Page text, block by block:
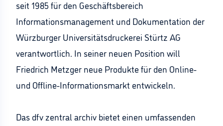
seit 1985 für den Geschäftsbereich
Informationsmanagement und Dokumentation der
Würzburger Universitätsdruckerei Stürtz AG
verantwortlich. In seiner neuen Position will
Friedrich Metzger neue Produkte für den Online-
und Offline-Informationsmarkt entwickeln.
Das dfv zentral archiv bietet einen umfassenden